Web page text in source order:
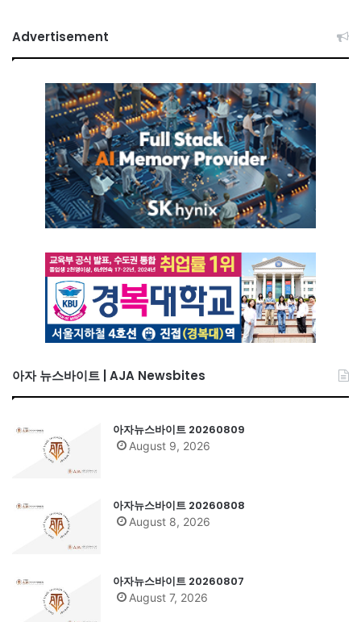
Advertisement
아자 뉴스바이트 | AJA Newsbites
아자뉴스바이트 20260809
August 9, 2026
아자뉴스바이트 20260808
August 8, 2026
아자뉴스바이트 20260807
August 7, 2026